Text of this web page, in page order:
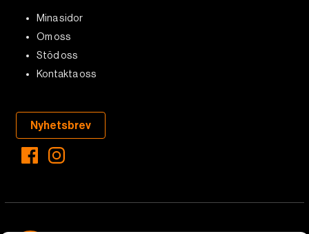
Mina sidor
Om oss
Stöd oss
Kontakta oss
Nyhetsbrev